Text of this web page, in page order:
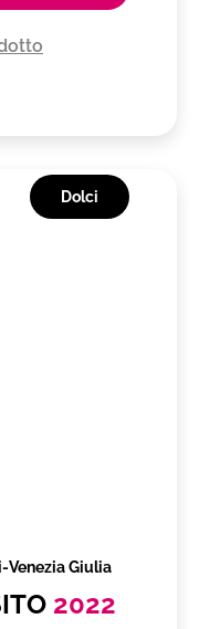
Dolci
Venezia Giulia
2022